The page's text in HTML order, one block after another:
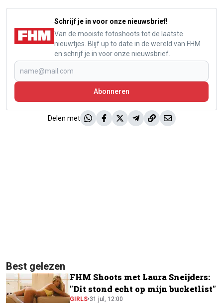
Schrijf je in voor onze nieuwsbrief!
Van de mooiste fotoshoots tot de laatste
nieuwtjes. Blijf up to date in de wereld van FHM
en schrijf je in voor onze nieuwsbrief.
Abonneren
Delen met
Best gelezen
FHM Shoots met Laura Sneijders:
"Dit stond echt op mijn bucketlist"
GIRLS•31 jul, 12:00